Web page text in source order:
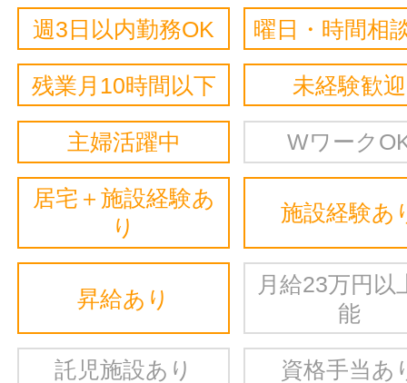
週3日以内勤務OK 曜日・時間相
残業月10時間以下 未経験歓迎
主婦活躍中 Wワーク
居宅＋施設経験あ
り
施設経験あ
昇給あり
月給23万円以
能
託児施設あり 資格手当あ